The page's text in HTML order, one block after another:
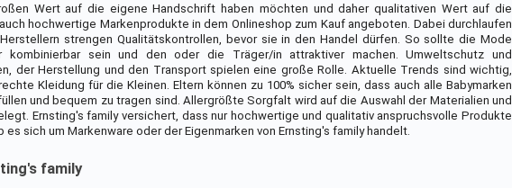
Wert auf die eigene Handschrift haben möchten und daher qualitativen Wert auf die
hochwertige Markenprodukte in dem Onlineshop zum Kauf angeboten. Dabei durchlaufen
strengen Qualitätskontrollen, bevor sie in den Handel dürfen. So sollte die Mode
kombinierbar sein und den oder die Träger/in attraktiver machen. Umweltschutz und
der Herstellung und den Transport spielen eine große Rolle. Aktuelle Trends sind wichtig,
Kleidung für die Kleinen. Eltern können zu 100% sicher sein, dass auch alle Babymarken
und bequem zu tragen sind. Allergrößte Sorgfalt wird auf die Auswahl der Materialien und
Ernsting's family versichert, dass nur hochwertige und qualitativ anspruchsvolle Produkte
es sich um Markenware oder der Eigenmarken von Ernsting's family handelt.
family